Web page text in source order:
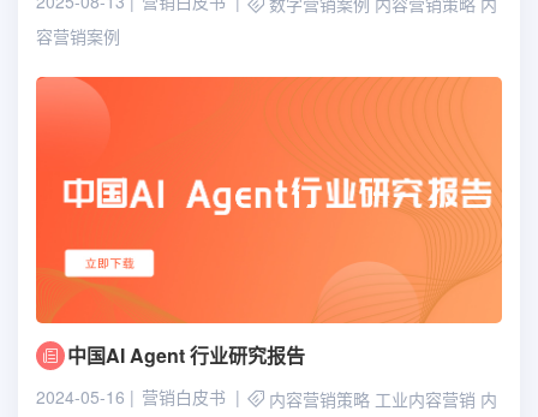
容营销案例
中国AI Agent 行业研究报告
2024-05-16 营销白皮书 内容营销策略 工业内容营销 内